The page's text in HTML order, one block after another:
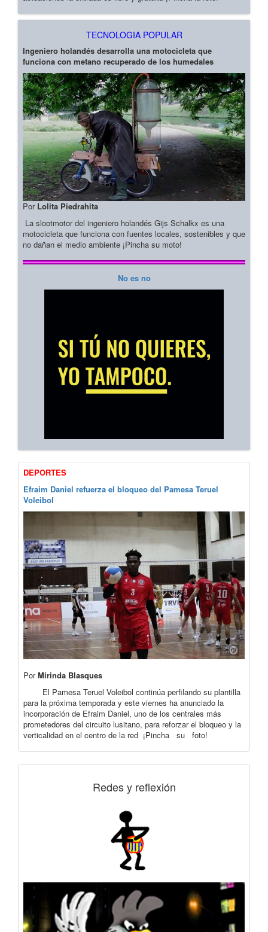
TECNOLOGIA POPULAR
Ingeniero holandés desarrolla una motocicleta que
funciona con metano recuperado de los humedales
Por Lolita Piedrahita
La slootmotor del ingeniero holandés Gijs Schalkx es una
motocicleta que funciona con fuentes locales, sostenibles y que
no dañan el medio ambiente ¡Pincha su moto!
No es no
DEPORTES
Efraim Daniel refuerza el bloqueo del Pamesa Teruel
Voleibol
PorMirinda Blasques
El Pamesa Teruel Voleibol continúa perfilando su plantilla
para la próxima temporada y este viernes ha anunciado la
incorporación de Efraim Daniel, uno de los centrales más
prometedores del circuito lusitano, para reforzar el bloqueo y la
verticalidad en el centro de la red ¡Pincha su foto!
Redes y reflexión